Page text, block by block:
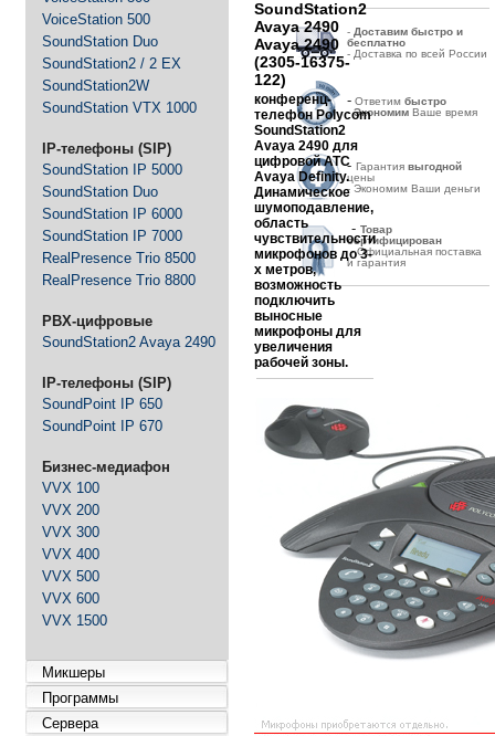
VoiceStation 500
SoundStation Duo
SoundStation2 / 2 EX
SoundStation2W
SoundStation VTX 1000
IP-телефоны (SIP)
SoundStation IP 5000
SoundStation Duo
SoundStation IP 6000
SoundStation IP 7000
RealPresence Trio 8500
RealPresence Trio 8800
PBX-цифровые
SoundStation2 Avaya 2490
IP-телефоны (SIP)
SoundPoint IP 650
SoundPoint IP 670
Бизнес-медиафон
VVX 100
VVX 200
VVX 300
VVX 400
VVX 500
VVX 600
VVX 1500
Микшеры
Программы
Сервера
- Доставим быстро и
бесплатно
- Доставка по всей России
- Ответим быстро
-Экономим Ваше время
- Гарантия выгодной
цены
- Экономим Ваши деньги
- Товар
сертифицирован
- Официальная поставка
и гарантия
SoundStation2
Avaya 2490
Avaya 2490
(2305-16375-
122)
конференц-
телефонPolycom
SoundStation2
Avaya 2490 для
цифровойАТС
Avaya Definity.
Динамическое
шумоподавление,
область
чувствительности
микрофонов до 3-
х метров,
возможность
подключить
выносные
микрофоны для
увеличения
рабочей зоны.